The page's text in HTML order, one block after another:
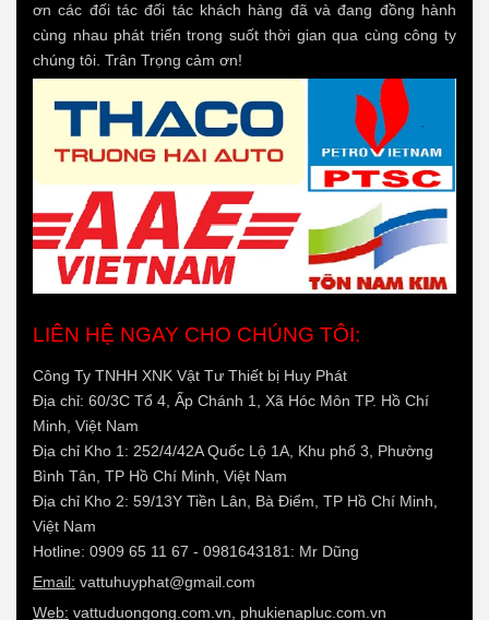
ơn các đối tác đối tác khách hàng đã và đang đồng hành
cùng nhau phát triển trong suốt thời gian qua cùng công ty
chúng tôi. Trân Trọng cảm ơn!
LIÊN HỆ NGAY CHO CHÚNG TÔI:
Công Ty TNHH XNK Vật Tư Thiết bị Huy Phát
Địa chỉ: 60/3C Tổ 4, Ấp Chánh 1, Xã Hóc Môn TP. Hồ Chí
Minh, Việt Nam
Địa chỉ Kho 1: 252/4/42A Quốc Lộ 1A, Khu phố 3, Phường
Bình Tân, TP Hồ Chí Minh, Việt Nam
Địa chỉ Kho 2: 59/13Y Tiền Lân, Bà Điểm, TP Hồ Chí Minh,
Việt Nam
Hotline: 0909 65 11 67 - 0981643181: Mr Dũng
Email: vattuhuyphat@gmail.com
Web: vattuduongong.com.vn, phukienapluc.com.vn